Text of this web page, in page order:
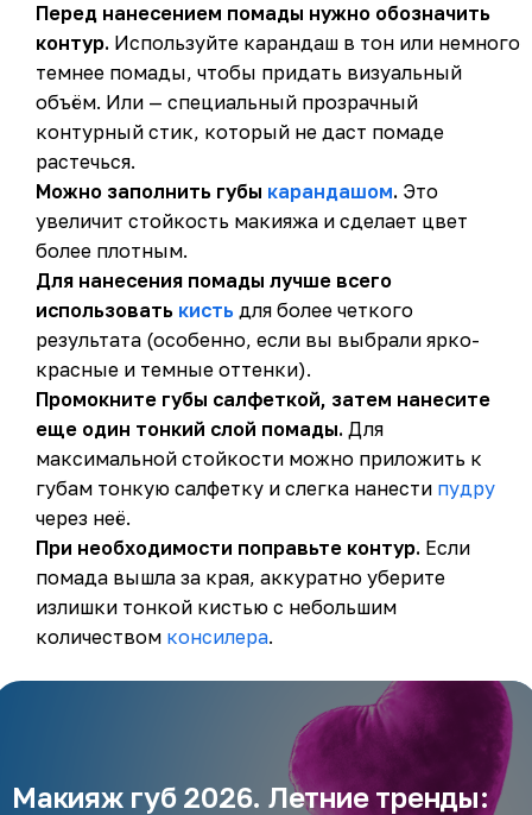
Перед нанесением помады нужно обозначить
контур. Используйте карандаш в тон или немного
темнее помады, чтобы придать визуальный
объём. Или — специальный прозрачный
контурный стик, который не даст помаде
растечься.
Можно заполнить губы карандашом. Это
увеличит стойкость макияжа и сделает цвет
более плотным.
Для нанесения помады лучше всего
использовать кисть для более четкого
результата (особенно, если вы выбрали ярко-
красные и темные оттенки).
Промокните губы салфеткой, затем нанесите
еще один тонкий слой помады. Для
максимальной стойкости можно приложить к
губам тонкую салфетку и слегка нанести пудру
через неё.
При необходимости поправьте контур. Если
помада вышла за края, аккуратно уберите
излишки тонкой кистью с небольшим
количеством консилера.
Макияж губ 2026. Летние тренды: